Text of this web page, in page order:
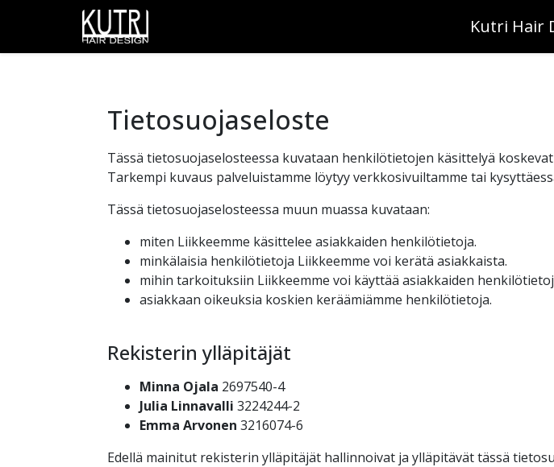
Kutri Hair
Tietosuojaseloste
Tässä tietosuojaselosteessa kuvataan henkilötietojen käsittelyä
Tarkempi kuvaus palveluistamme löytyy verkkosivuiltamme tai
Tässä tietosuojaselosteessa muun muassa kuvataan:
miten Liikkeemme käsittelee asiakkaiden henkilötietoja.
minkälaisia henkilötietoja Liikkeemme voi kerätä asiakkaista.
mihin tarkoituksiin Liikkeemme voi käyttää asiakkaiden
asiakkaan oikeuksia koskien keräämiämme henkilötietoja.
Rekisterin ylläpitäjät
Minna Ojala 2697540-4
Julia Linnavalli 3224244-2
Emma Arvonen 3216074-6
Edellä mainitut rekisterin ylläpitäjät hallinnoivat ja ylläpitävät tässä